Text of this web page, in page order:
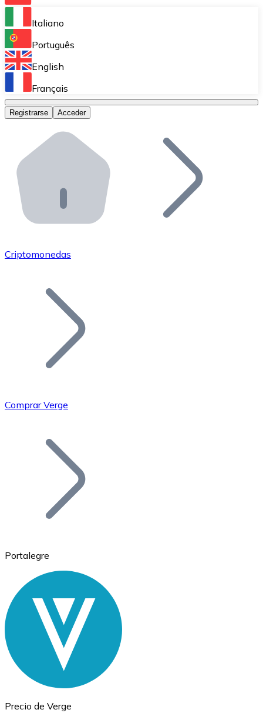
Bitnovo Ramp
Integra nuestra solución en tu plataforma.
Bitnovo Giftcards
Bitnovo OTC
Bitnovo ATM
Integra un ATM Bitnovo en tu negocio y permite que
Bitnovo API
Integra nuestra API en tu ecosistema.
Únete a nuestra red de distribuidores.
Añade tu proyecto a nuestro ecosistema.
Bitcoin
Ethereum
Italiano
Português
English
Français
Registrarse Acceder
Criptomonedas
Comprar Verge
Portalegre
Precio de Verge